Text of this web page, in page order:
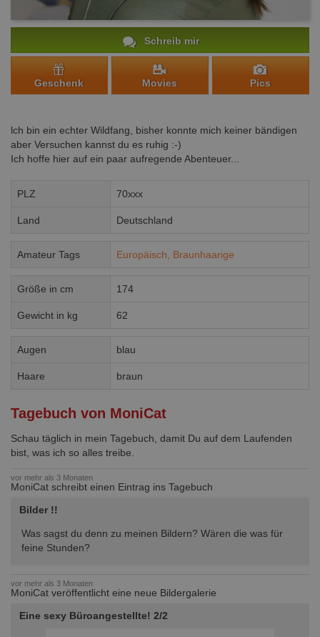
Schreib mir
Geschenk Movies Pics
lch bin ein echter Wildfang, bisher konnte mich keiner bändigen
aber Versuchen kannst du es ruhig :-)
Ich hoffe hier auf ein paar aufregende Abenteuer...
PLZ 70xxx
Land Deutschland
Amateur Tags Europäisch, Braunhaarige
Größe in cm 174
Gewicht in kg 62
Augen blau
Haare braun
Tagebuch von MoniCat
Schau täglich in mein Tagebuch, damit Du auf dem Laufenden
bist, was ich so alles treibe.
vor mehr als 3 Monaten
MoniCat schreibt einen Eintrag ins Tagebuch
Bilder !!
Was sagst du denn zu meinen Bildern? Wären die was für
feine Stunden?
vor mehr als 3 Monaten
MoniCat veröffentlicht eine neue Bildergalerie
Eine sexy Büroangestellte! 2/2